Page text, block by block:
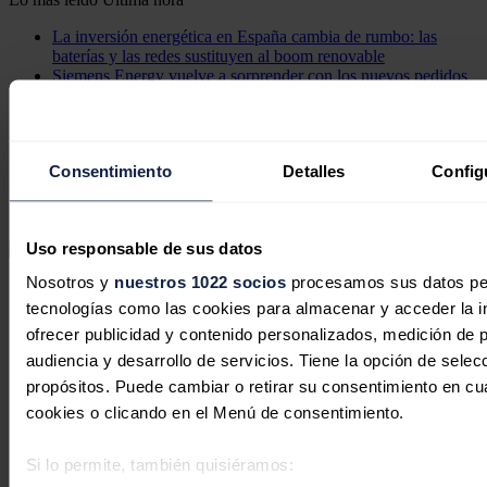
Consentimiento Detalles
Uso responsable de sus datos
Nosotros y nuestros 1022 sociosprocesamos sus datos
tecnologías como las cookies para almacenar y acceder la
ofrecer publicidad y contenido personalizados, medición de
audiencia y desarrollo de servicios. Tiene la opción de
propósitos. Puede cambiar o retirar su consentimiento en
cookies o clicando en el Menú de consentimiento.
Si lo permite, también quisiéramos:
La inversión energética en España cambia de rumbo: las
baterías y las redes sustituyen al boom renovable
Siemens Energy vuelve a sorprender con los nuevos pedidos
fecha en la Península Ibérica
Secciones
Opinión
Política energética
Renovables
Mercados
Eléctricas
Petróleo & Gas
Videopodcast
Movilidad